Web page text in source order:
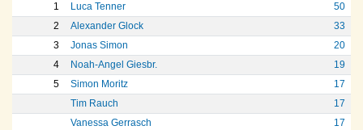
1 Luca Tenner
50
2
Alexander Glock
33
3
Jonas Simon
20
4
Noah-Angel Giesbr.
19
5
Simon Moritz
17
Tim Rauch
17
Vanessa Gerrasch
17